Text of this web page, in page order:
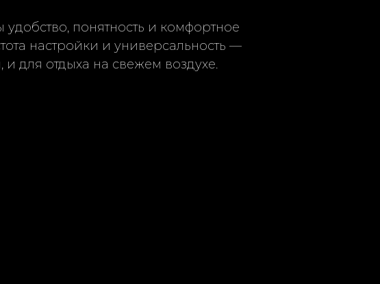
понятность и комфортное
настройки и универсальность —
для отдыха на свежем воздухе.